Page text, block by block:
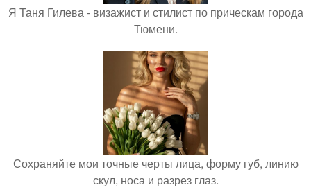
Я Таня Гилева - визажист и стилист по прическам города
Тюмени.
Сохраняйте мои точные черты лица, форму губ, линию
скул, носа и разрез глаз.